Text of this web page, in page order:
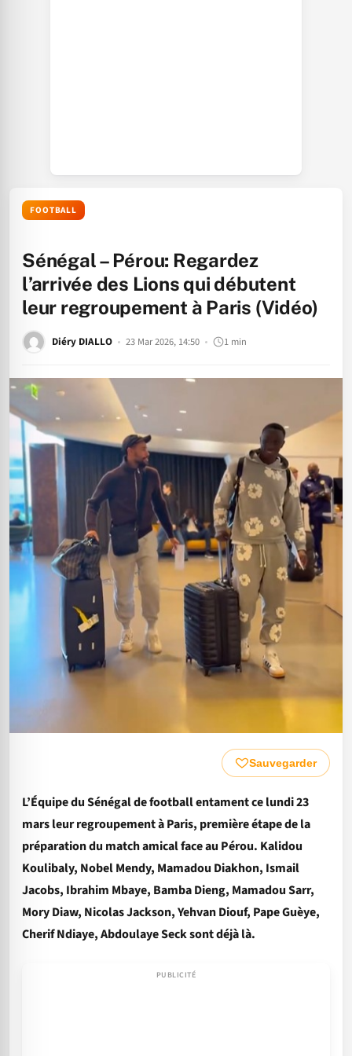
FOOTBALL
Sénégal – Pérou: Regardez
l’arrivée des Lions qui débutent
leur regroupement à Paris (Vidéo)
Diéry DIALLO 23 Mar 2026, 14:50 1 min
Sauvegarder
L’Équipe du Sénégal de football entament ce lundi 23
mars leur regroupement à Paris, première étape de la
préparation du match amical face au Pérou. Kalidou
Koulibaly, Nobel Mendy, Mamadou Diakhon, Ismail
Jacobs, Ibrahim Mbaye, Bamba Dieng, Mamadou Sarr,
Mory Diaw, Nicolas Jackson, Yehvan Diouf, Pape Guèye,
Cherif Ndiaye, Abdoulaye Seck sont déjà là.